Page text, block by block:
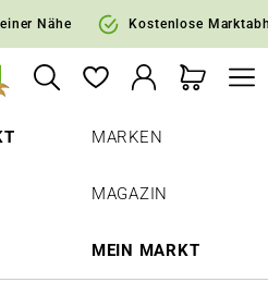
springen
Nähe Kostenlose
MARKEN
MAGAZIN
MEIN MARKT